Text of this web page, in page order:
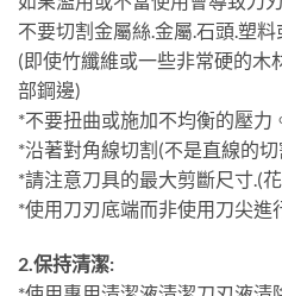
不要切割金屬絲.金屬.石頭.塑
(即使竹纖維或一些非常硬的木
部鋼邊)
*不要扭曲或施加不均衡的壓力
*沿著對角線切割(不是直線的
*請注意刀具的最大剪斷尺寸.(
*使用刀刃底端而非使用刀尖進
2.保持清潔: